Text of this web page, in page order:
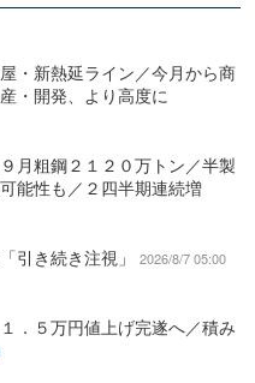
・新熱延ライン／今月から商
・開発、より高度に
月粗鋼２１２０万トン／半製
能性も／２四半期連続増
引き続き注視」
2026/8/7 05:00
．５万円値上げ完遂へ／積み